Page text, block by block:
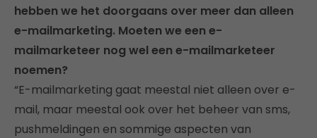
hebben we het doorgaans over meer dan alleen
e-mailmarketing. Moeten we een e-
mailmarketeer nog wel een e-mailmarketeer
noemen?
“E-mailmarketing gaat meestal niet alleen over e-
mail, maar meestal ook over het beheer van sms,
pushmeldingen en sommige aspecten van